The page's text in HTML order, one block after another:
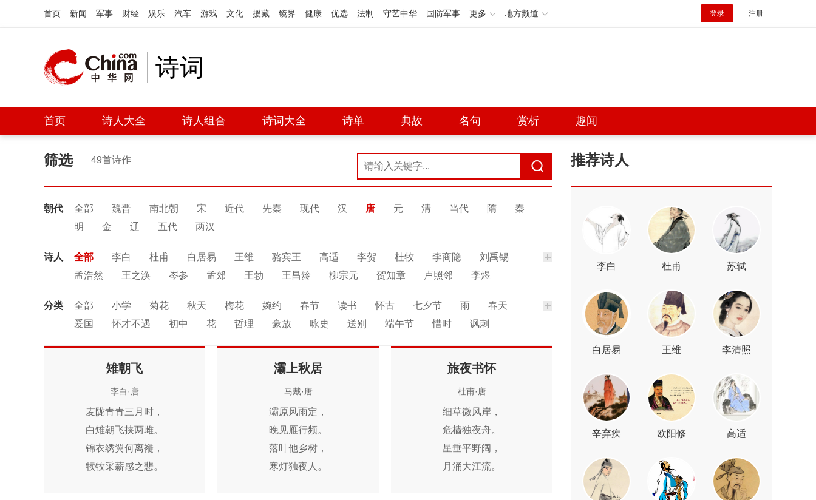
首页 新闻 军事 财经 娱乐 汽车 游戏 文化 援藏 镜界 健康 优选 法制 守艺中华 国防军事 更多 地方频道 登录 注册
诗词
首页 诗人大全 诗人组合 诗词大全 诗单 典故 名句 赏析 趣闻
筛选 49首诗作
朝代 全部 魏晋 南北朝 宋 近代 先秦 现代 汉 唐 元 清 当代 隋
秦
明
金 辽 五代 两汉
诗人 展开
全部 李白 杜甫 白居易 王维 骆宾王 高适 李贺 杜牧 李商隐
刘禹锡
孟浩然
王之涣 岑参 孟郊 王勃 王昌龄 柳宗元 贺知章 卢照邻
李煜
王建
张籍 刘长卿 颜真卿 贾岛 杜秋娘 李绅 卢纶 罗隐 皮日休
冯延巳
薛涛
李隆基 陈子昂 张继 崔颢 戴叔伦 司空图
分类 展开
全部 小学 菊花 秋天 梅花 婉约 春节 读书 怀古 七夕节 雨
春天
爱国
怀才不遇 初中 花 哲理 豪放 咏史 送别 端午节 惜时
讽刺
田园 思乡 母亲
悲愤
雉朝飞
李白·唐
麦陇青青三月时，
白雉朝飞挟两雌。
锦衣绣翼何离褷，
犊牧采薪感之悲。
灞上秋居
马戴·唐
灞原风雨定，
晚见雁行频。
落叶他乡树，
寒灯独夜人。
旅夜书怀
杜甫·唐
细草微风岸，
危樯独夜舟。
星垂平野阔，
月涌大江流。
推荐诗人
李白 杜甫 苏轼
白居易 王维 李清照
辛弃疾 欧阳修 高适